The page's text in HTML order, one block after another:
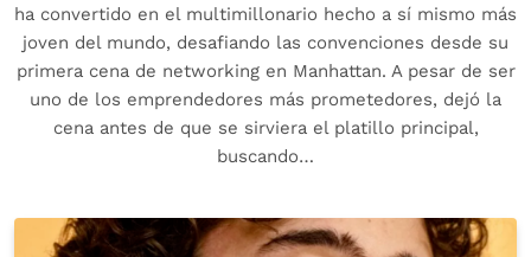
ha convertido en el multimillonario hecho a sí mismo más
joven del mundo, desafiando las convenciones desde su
primera cena de networking en Manhattan. A pesar de ser
uno de los emprendedores más prometedores, dejó la
cena antes de que se sirviera el platillo principal,
buscando…